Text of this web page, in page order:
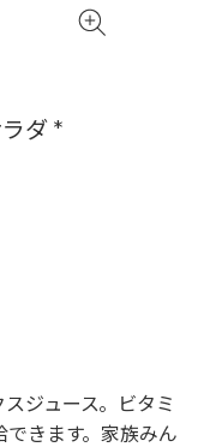
ダ *
ジュース。ビタミ
できます。家族みん